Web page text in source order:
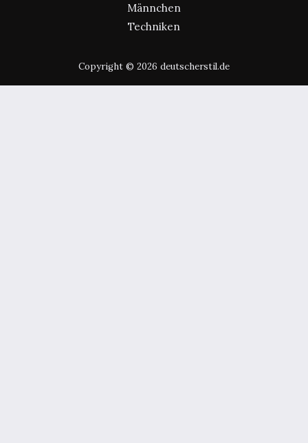
Männchen
Techniken
Copyright © 2026 deutscherstil.de